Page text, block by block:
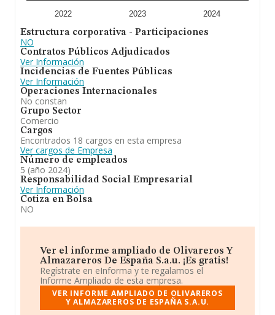
S.A.Uestá especializada en comercio al por mayor de
aceite. Se ha posicionado mejor en el ranking de
2022 2023 2024
Estructura corporativa - Participaciones
NO
Contratos Públicos Adjudicados
Ver Información
Incidencias de Fuentes Públicas
Ver Información
Operaciones Internacionales
No constan
Grupo Sector
Comercio
Cargos
Encontrados 18 cargos en esta empresa
Ver cargos de Empresa
Número de empleados
5 (año 2024)
Responsabilidad Social Empresarial
Ver Información
Cotiza en Bolsa
NO
Ver el informe ampliado de Olivareros Y
Almazareros De España S.a.u. ¡Es gratis!
Regístrate en eInforma y te regalamos el
Informe Ampliado de esta empresa.
VER INFORME AMPLIADO DE OLIVAREROS
Y ALMAZAREROS DE ESPAÑA S.A.U.